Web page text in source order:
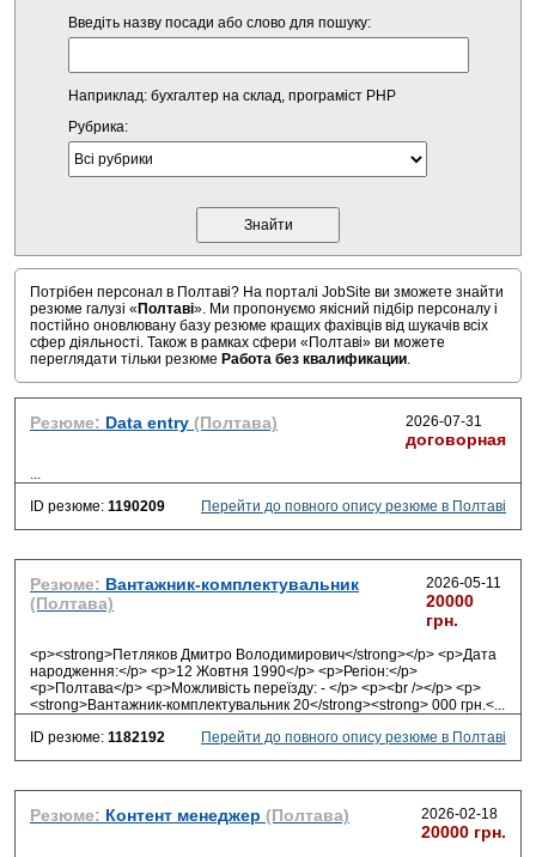
Введіть назву посади або слово для пошуку:
Наприклад: бухгалтер на склад, програміст PHP
Рубрика:
Потрібен персонал в Полтаві? На порталі JobSite ви зможете знайти
резюме галузі « Полтаві». Ми пропонуємо якісний підбір персоналу і
постійно оновлювану базу резюме кращих фахівців від шукачів всіх
сфер діяльності. Також в рамках сфери «Полтаві» ви можете
переглядати тільки резюме Работа без квалификации.
Резюме: Data entry (Полтава) 2026-07-31
договорная
...
ID резюме: 1190209 Перейти до повного опису резюме в Полтаві
Резюме: Вантажник-комплектувальник
(Полтава)
2026-05-11
20000
грн.
<p><strong>Петляков Дмитро Володимирович</strong></p> <p>Дата
народження:</p> <p>12 Жовтня 1990</p> <p>Регіон:</p>
<p>Полтава</p> <p>Можливість переїзду: - </p> <p><br /></p> <p>
<strong>Вантажник-комплектувальник 20</strong><strong> 000 грн.<...
ID резюме: 1182192 Перейти до повного опису резюме в Полтаві
Резюме: Контент менеджер (Полтава) 2026-02-18
20000 грн.